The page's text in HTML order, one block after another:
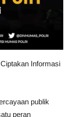
Informasi
publik
peran